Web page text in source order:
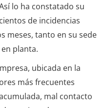
lo ha constatado su
de incidencias
meses, tanto en su sede
planta.
ubicada en la
más frecuentes
mal contacto